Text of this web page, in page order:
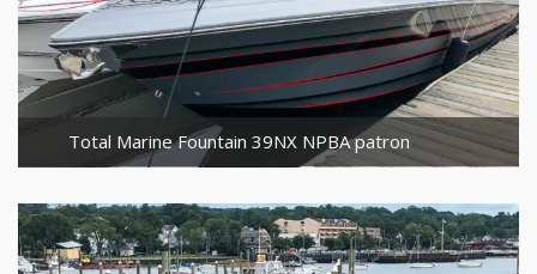
Total Marine Fountain 39NX NPBA patron